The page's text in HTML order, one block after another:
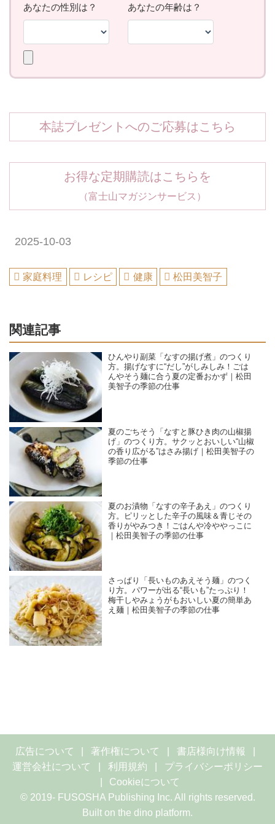
本誌プレゼントへのご応募はこちら
お得な定期購読はこちらを
（富士山マガジンサービス）
2025-10-03
家庭料理 レシピ 健康 松田美智子
関連記事
ひんやり副菜「なすの揚げ煮」のつくり
方。揚げなすに“だし”がしみしみ！ごは
んやそう麺に合う夏の定番おかず｜松田
美智子の季節の仕事
夏のごちそう「なすと豚ひき肉の山椒揚
げ」のつくり方。サクッとおいしい“山椒
の香り広がる”はさみ揚げ｜松田美智子の
季節の仕事
夏のお漬物「なすの辛子あえ」のつくり
方。ピリッとした辛子の風味＆青じその
香りがやみつき！ごはんや冷ややっこに
｜松田美智子の季節の仕事
さっぱり「長いものあえそう麺」のつく
り方。パワーが出る“長いも”たっぷり！
梅干しやみょうがもおいしい夏の簡単あ
え麺｜松田美智子の季節の仕事
広告について 著作権について
書店様向け情報
運営会社について
利用規約
プライバシーポリシー
Cookieについて
© 2019- FUSOSHA Publishing Inc. All rights reserved.
Built on the dino platform.